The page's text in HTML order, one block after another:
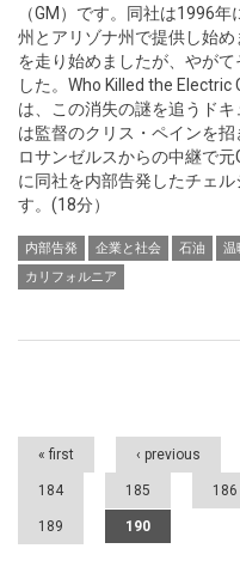
（GM）です。同社は1996
州とアリゾナ州で提供し始
を走り始めましたが、やが
した。Who Killed the Electric
は、この消失の謎を追うド
は監督のクリス・ペインを
ロサンゼルスからの中継で
に同社を内部告発したチェ
す。(18分）
内部告発 企業と社会 石油 温
カリフォルニア
Pages
« first ‹ previous
184 185 186
189 190